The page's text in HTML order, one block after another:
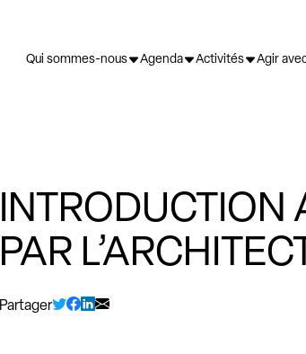
Qui sommes-nous Agenda Activités Agir
INTRODUCTION
PAR
Partager